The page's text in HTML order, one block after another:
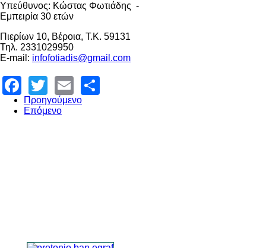
Υπεύθυνος: Κώστας Φωτιάδης -
Εμπειρία 30 ετών
Πιερίων 10, Βέροια, Τ.Κ. 59131
Τηλ. 2331029950
E-mail: infofotiadis@gmail.com
Facebook
Twitter
Email
Προηγούμενο
Επόμενο